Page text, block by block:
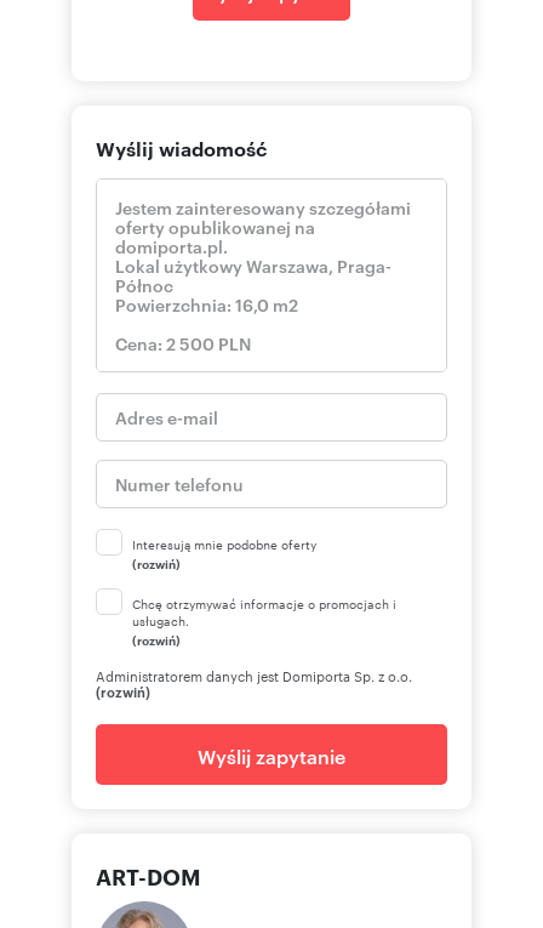
Wyślij wiadomość
Interesują mnie podobne oferty
(rozwiń)
Chcę otrzymywać informacje o promocjach i
usługach.
(rozwiń)
Administratorem danych jest Domiporta Sp. z o.o.
(rozwiń)
Wyślij zapytanie
ART-DOM